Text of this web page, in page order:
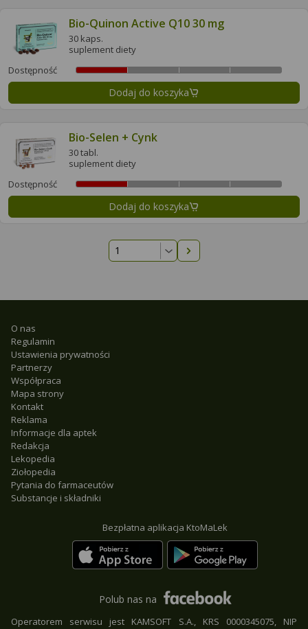
Bio-Quinon Active Q10 30 mg
30 kaps.
suplement diety
Dostępność
Dodaj do koszyka
Bio-Selen + Cynk
30 tabl.
suplement diety
Dostępność
Dodaj do koszyka
Następna strona
O nas
Regulamin
Ustawienia prywatności
Partnerzy
Współpraca
Mapa strony
Kontakt
Reklama
Informacje dla aptek
Redakcja
Lekopedia
Ziołopedia
Pytania do farmaceutów
Substancje i składniki
Bezpłatna aplikacja KtoMaLek
Polub nas na
Operatorem serwisu jest KAMSOFT S.A., KRS 0000345075, NIP